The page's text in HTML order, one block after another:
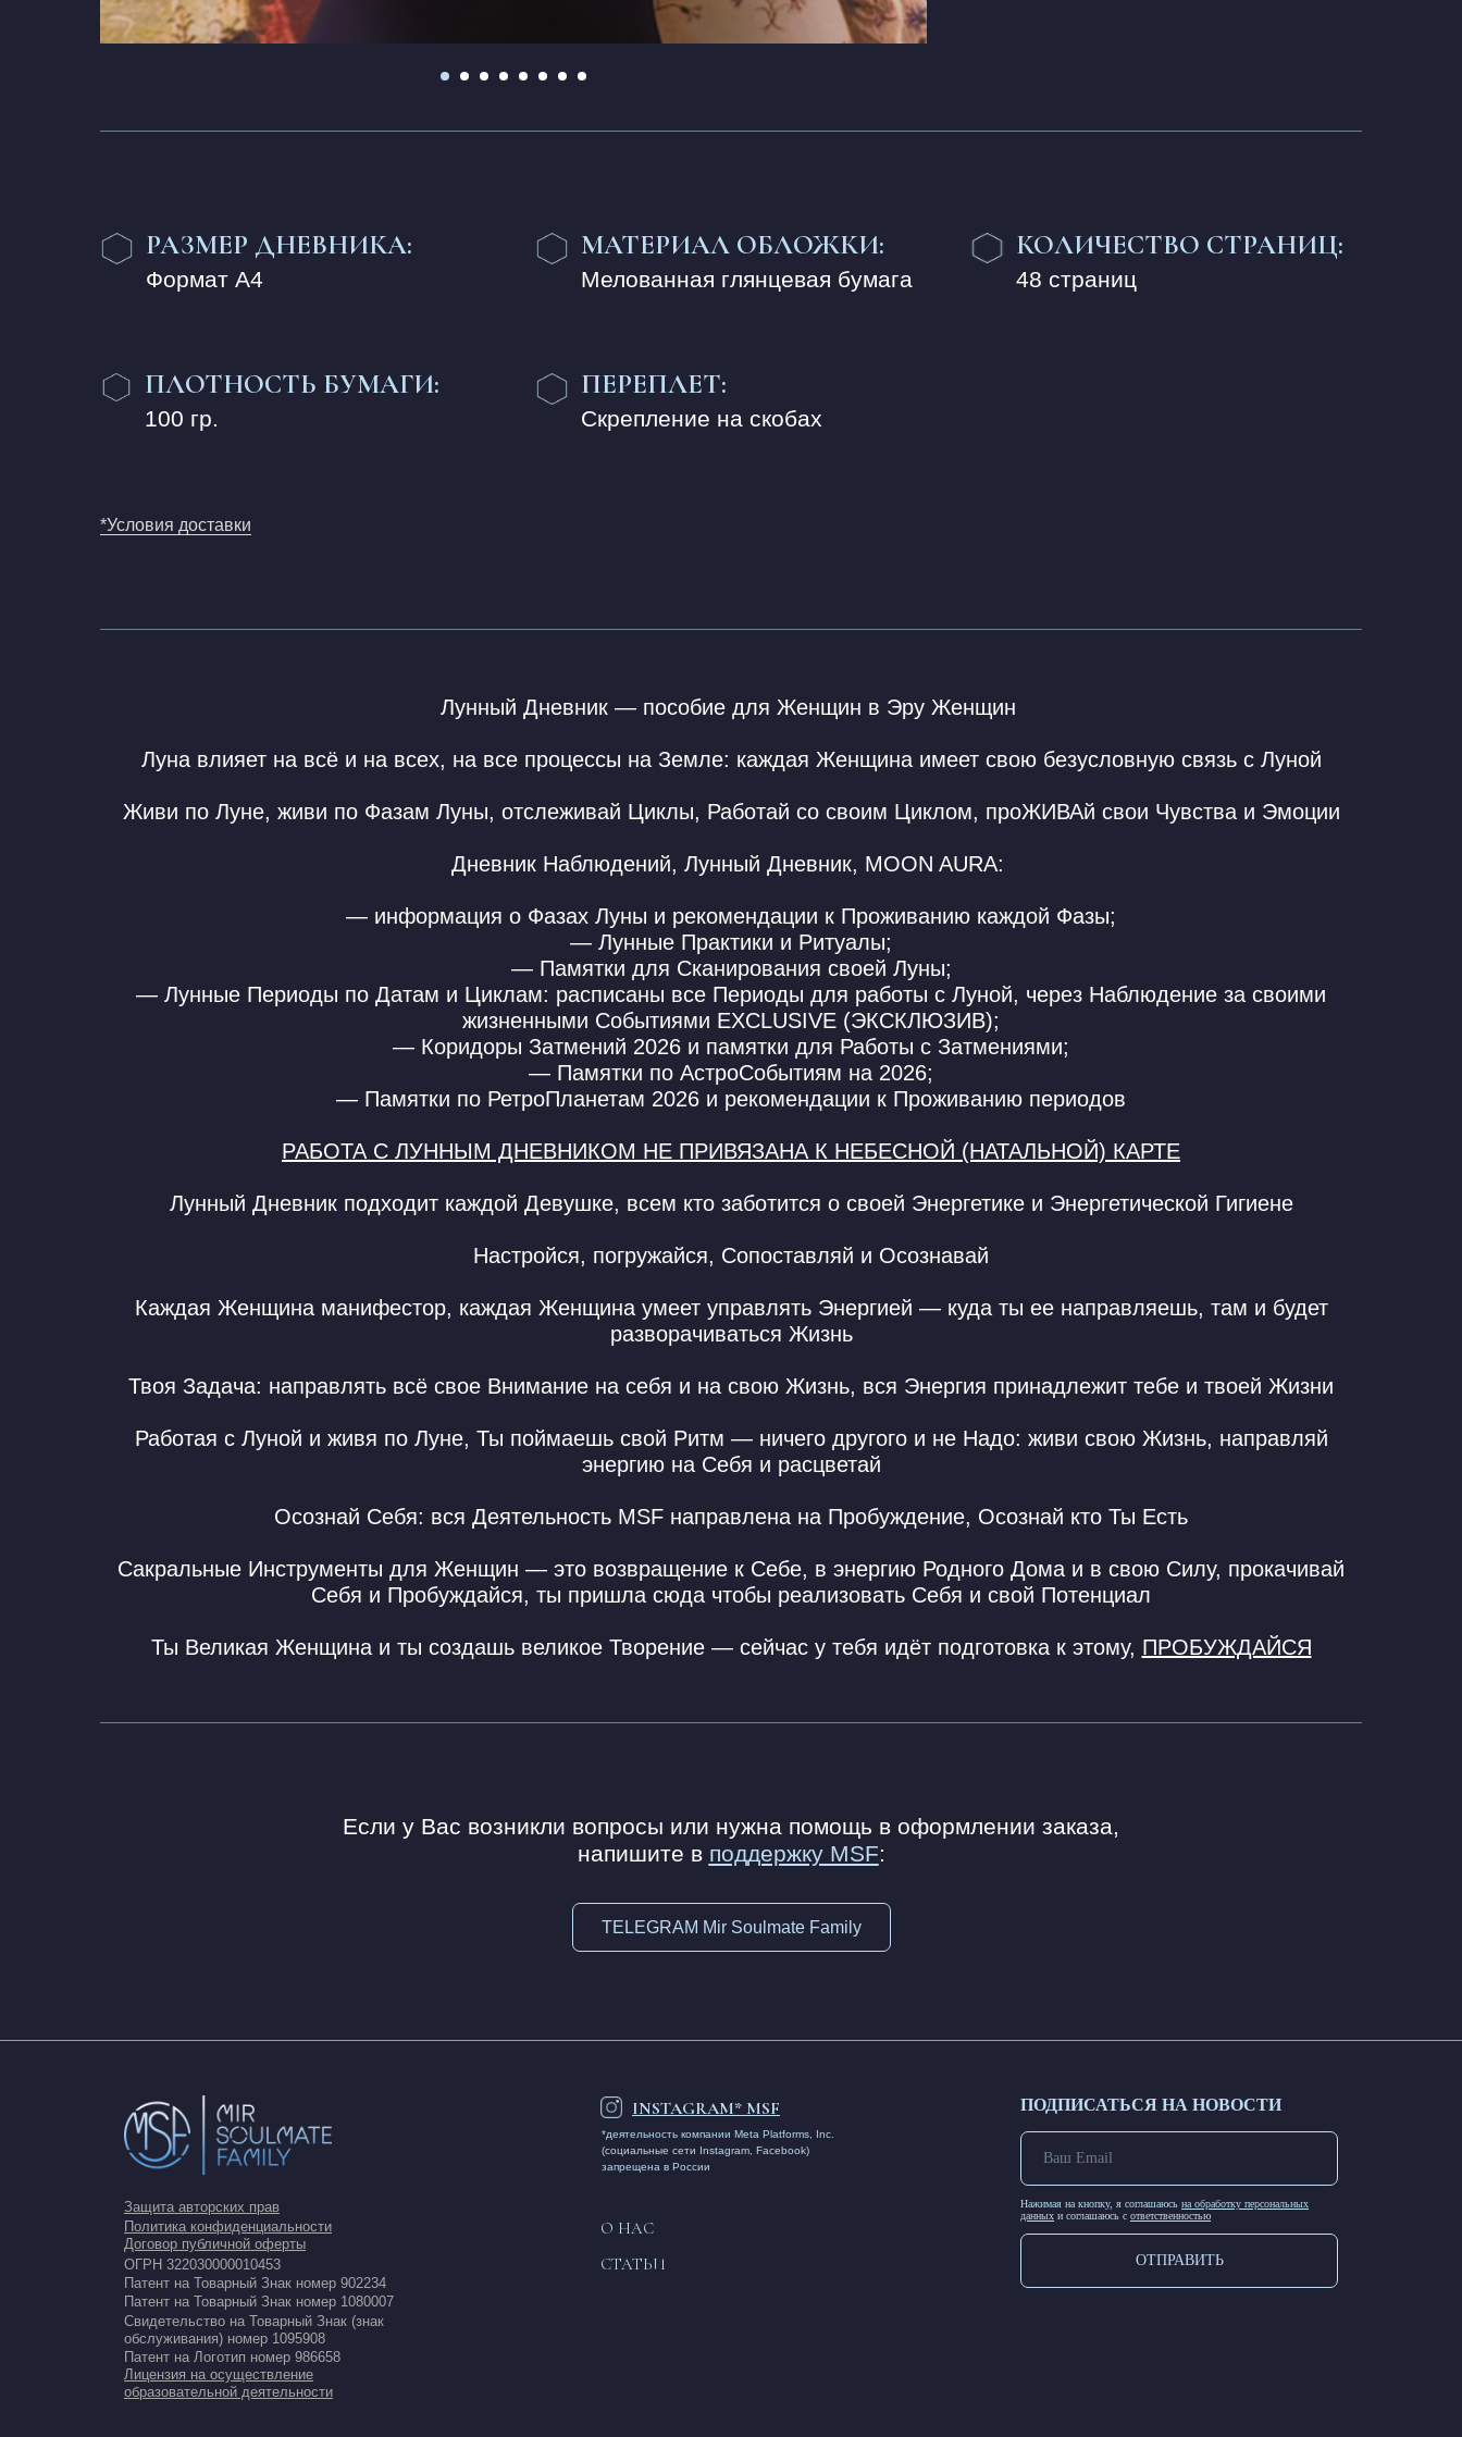
*Условия доставки
РАЗМЕР ДНЕВНИКА:
Формат А4
МАТЕРИАЛ ОБЛОЖКИ:
Мелованная глянцевая бумага
КОЛИЧЕСТВО СТРАНИЦ:
48 страниц
ПЛОТНОСТЬ БУМАГИ:
100 гр.
ПЕРЕПЛЕТ:
Скрепление на скобах
Лунный Дневник — пособие для Женщин в Эру Женщин
Луна влияет на всё и на всех, на все процессы на Земле: каждая Женщина имеет свою безусловную связь с Луной
Живи по Луне, живи по Фазам Луны, отслеживай Циклы, Работай со своим Циклом, проЖИВАй свои Чувства и Эмоции
Дневник Наблюдений, Лунный Дневник, MOON AURA:
— информация о Фазах Луны и рекомендации к Проживанию каждой Фазы;
— Лунные Практики и Ритуалы;
— Памятки для Сканирования своей Луны;
— Лунные Периоды по Датам и Циклам: расписаны все Периоды для работы с Луной, через Наблюдение за своими
жизненными Событиями EXCLUSIVE (ЭКСКЛЮЗИВ);
— Коридоры Затмений 2026 и памятки для Работы с Затмениями;
— Памятки по АстроСобытиям на 2026;
— Памятки по РетроПланетам 2026 и рекомендации к Проживанию периодов
РАБОТА С ЛУННЫМ ДНЕВНИКОМ НЕ ПРИВЯЗАНА К НЕБЕСНОЙ (НАТАЛЬНОЙ) КАРТЕ
Лунный Дневник подходит каждой Девушке, всем кто заботится о своей Энергетике и Энергетической Гигиене
Настройся, погружайся, Сопоставляй и Осознавай
Каждая Женщина манифестор, каждая Женщина умеет управлять Энергией — куда ты ее направляешь, там и будет
разворачиваться Жизнь
Твоя Задача: направлять всё свое Внимание на себя и на свою Жизнь, вся Энергия принадлежит тебе и твоей Жизни
Работая с Луной и живя по Луне, Ты поймаешь свой Ритм — ничего другого и не Надо: живи свою Жизнь, направляй
энергию на Себя и расцветай
Осознай Себя: вся Деятельность MSF направлена на Пробуждение, Осознай кто Ты Есть
Сакральные Инструменты для Женщин — это возвращение к Себе, в энергию Родного Дома и в свою Силу, прокачивай
Себя и Пробуждайся, ты пришла сюда чтобы реализовать Себя и свой Потенциал
Ты Великая Женщина и ты создашь великое Творение — сейчас у тебя идёт подготовка к этому, ПРОБУЖДАЙСЯ
Если у Вас возникли вопросы или нужна помощь в оформлении заказа,
напишите в поддержку MSF:
TELEGRAM Mir Soulmate Family
ОГРН 322030000010453
Договор публичной оферты
Политика конфиденциальности О НАС
INSTAGRAM* MSF
Защита авторских прав
ПОДПИСАТЬСЯ НА НОВОСТИ
Нажимая на кнопку, я соглашаюсь на обработку персональных
данных и соглашаюсь с ответственностью
ОТПРАВИТЬ
Патент на Товарный Знак номер 1080007
Патент на Товарный Знак номер 902234
Лицензия на осуществление
образовательной деятельности
Патент на Логотип номер 986658
Свидетельство на Товарный Знак (знак
обслуживания) номер 1095908
СТАТЬИ
*деятельность компании Meta Platforms, Inc.
(социальные сети Instagram, Facebook)
запрещена в России